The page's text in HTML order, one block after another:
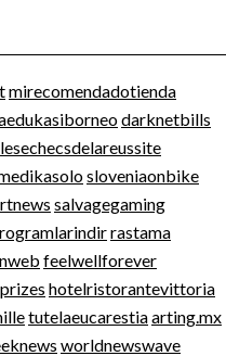
mirecomendadotienda
darknetbills
lesechecsdelareussite
sloveniaonbike
salvagegaming
rastama
feelwellforever
hotelristorantevittoria
tutelaeucarestiaarting.mx
worldnewswave